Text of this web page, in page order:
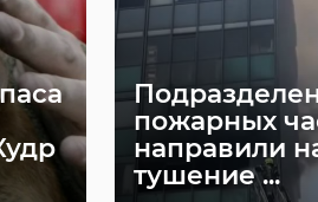
пожарных
направили
тушение ...
статьей: